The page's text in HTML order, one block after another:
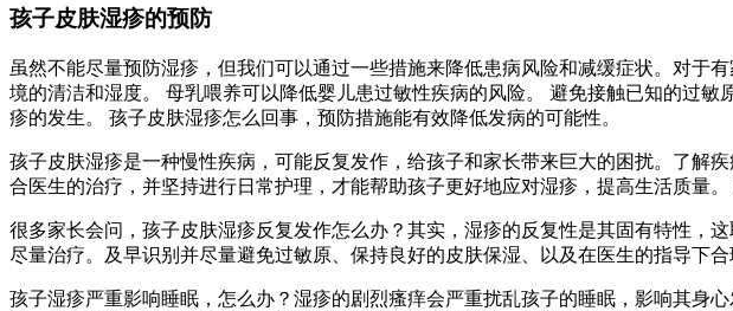
孩子皮肤湿疹的预防
虽然不能尽量预防湿疹，但我们可以通过一些措施来降低患病风险和减缓症状。对于
境的清洁和湿度。 母乳喂养可以降低婴儿患过敏性疾病的风险。 避免接触已知的过
疹的发生。 孩子皮肤湿疹怎么回事，预防措施能有效降低发病的可能性。
孩子皮肤湿疹是一种慢性疾病，可能反复发作，给孩子和家长带来巨大的困扰。了解
合医生的治疗，并坚持进行日常护理，才能帮助孩子更好地应对湿疹，提高生活质量
很多家长会问，孩子皮肤湿疹反复发作怎么办？其实，湿疹的反复性是其固有特性，
尽量治疗。及早识别并尽量避免过敏原、保持良好的皮肤保湿、以及在医生的指导下
孩子湿疹严重影响睡眠，怎么办？湿疹的剧烈瘙痒会严重扰乱孩子的睡眠，影响其身